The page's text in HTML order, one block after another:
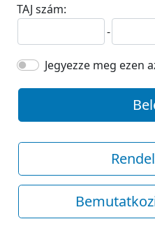
TAJ szám:
-
Jegyezze meg ezen